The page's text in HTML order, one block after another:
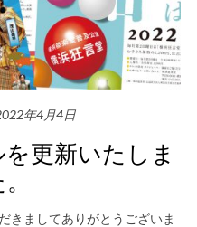
年4月4日
更新いたしま
きましてありがとうございま